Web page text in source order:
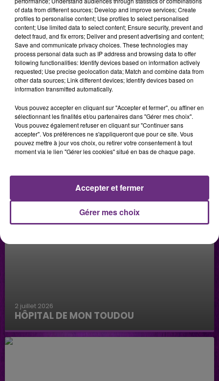
29 juillet 2026
GAGNEZ VOTRE SÉJOUR AU CENTER
PARCS DU LAC D’AILETTE AVEC
CHAMPAGNE FM
LES PODCASTS
2 juillet 2026
HÔPITAL DE MON TOUDOU
Hôpital de mon Toudou
of data from different sources; Develop and improve services; Create
profiles to personalise content; Use profiles to select personalised
content; Use limited data to select content; Ensure security, prevent and
detect fraud, and fix errors; Deliver and present advertising and content;
Save and communicate privacy choices. These technologies may
process personal data such as IP address and browsing data to offer
following functionalities: Identify devices based on information actively
requested; Use precise geolocation data; Match and combine data from
other data sources; Link different devices; Identify devices based on
information transmitted automatically.
Vous pouvez accepter en cliquant sur "Accepter et fermer", ou affiner en
sélectionnant les finalités et/ou partenaires dans "Gérer mes choix".
Vous pouvez également refuser en cliquant sur "Continuer sans
accepter". Vos préférences ne s'appliqueront que pour ce site. Vous
pouvez mettre à jour vos choix, ou retirer votre consentement à tout
moment via le lien "Gérer les cookies" situé en bas de chaque page.
Gérer mes choix
Accepter et fermer